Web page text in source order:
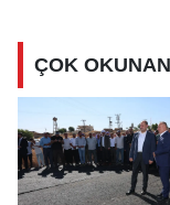
ziyaret: Gönül
köprülerini
güçlendirmeye
ÇOK OKUNAN